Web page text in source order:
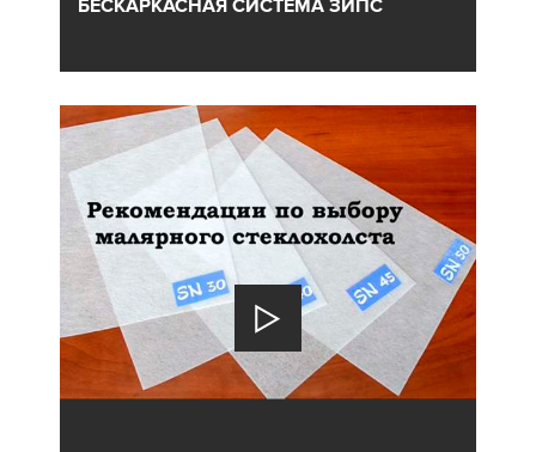
БЕСКАРКАСНАЯ СИСТЕМА ЗИПС